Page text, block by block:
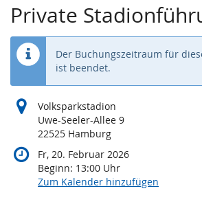
Private
Der Buchungszeitraum für
ist beendet.
Volksparkstadion
Uwe-Seeler-Allee 9
22525 Hamburg
Fr, 20. Februar 2026
Beginn: 13:00 Uhr
Zum Kalender hinzufügen